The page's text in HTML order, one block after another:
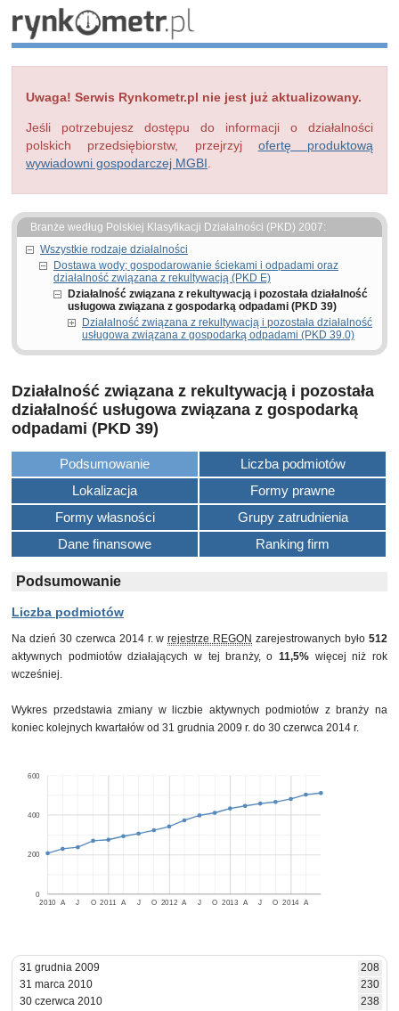
Uwaga! Serwis Rynkometr.pl nie jest już aktualizowany.
Jeśli potrzebujesz dostępu do informacji o działalności
polskich przedsiębiorstw, przejrzyj ofertę produktową
wywiadowni gospodarczej MGBI
Branże według Polskiej Klasyfikacji Działalności (PKD) 2007:
Wszystkie rodzaje działalności
Dostawa wody; gospodarowanie ściekami i odpadami oraz
działalność związana z rekultywacją (PKD E)
Działalność związana z rekultywacją i pozostała działalność
usługowa związana z gospodarką odpadami (PKD 39)
Działalność związana z rekultywacją i pozostała działalność
usługowa związana z gospodarką odpadami (PKD 39.0)
Działalność związana z rekultywacją i pozostała
działalność usługowa związana z gospodarką
odpadami (PKD 39)
Podsumowanie
Liczba podmiotów
Lokalizacja
Formy prawne
Formy własności
Grupy zatrudnienia
Dane finansowe
Ranking firm
Podsumowanie
Liczba podmiotów
Na dzień 30 czerwca 2014 r. wrejestrze REGON zarejestrowanych było512
aktywnych podmiotów działających w tej branży, o 11,5%więcej niż rok
wcześniej.
Wykres przedstawia zmiany w liczbie aktywnych podmiotów z branży na
koniec kolejnych kwartałów od 31 grudnia 2009 r. do 30 czerwca 2014 r.
2010 2011 2012 2013 2014
A J O A J O A J O A J O A
0
200
400
600
31 grudnia 2009
208
31 marca 2010
230
30 czerwca 2010
238